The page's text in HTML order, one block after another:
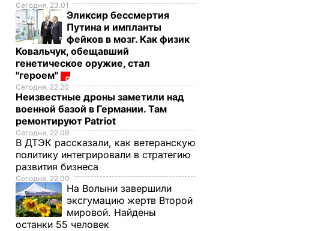
Сегодня, 23.01
Эликсир бессмертия
Путина и импланты
фейков в мозг. Как физик
Ковальчук, обещавший
генетическое оружие, стал
"героем"
Сегодня, 22.20
Неизвестные дроны заметили над
военной базой в Германии. Там
ремонтируют Patriot
Сегодня, 22.09
В ДТЭК рассказали, как ветеранскую
политику интегрировали в стратегию
развития бизнеса
Сегодня, 22.00
На Волыни завершили
эксгумацию жертв Второй
мировой. Найдены
останки 55 человек